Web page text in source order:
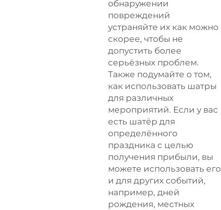
обнаружении
повреждений
устраняйте их как можно
скорее, чтобы не
допустить более
серьёзных проблем.
Также подумайте о том,
как использовать шатры
для различных
мероприятий. Если у вас
есть шатёр для
определённого
праздника с целью
получения прибыли, вы
можете использовать его
и для других событий,
например, дней
рождения, местных